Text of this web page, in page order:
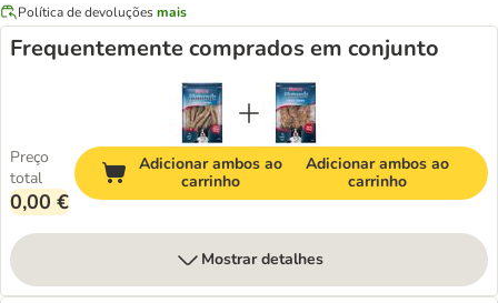
Política de devoluçõesmais
Frequentemente comprados em conjunto
Preço
total
0,00 €
Adicionar ambos ao
carrinho
Adicionar ambos ao
carrinho
Mostrar detalhes